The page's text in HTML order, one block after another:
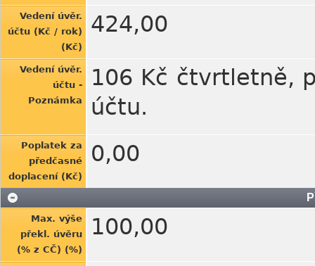
Vedení úvěr.
účtu (Kč / rok)
(Kč)
424,00
Vedení úvěr.
účtu -
Poznámka
106 Kč čtvrtletně,
účtu.
Poplatek za
předčasné
doplacení (Kč)
0,00
Max. výše
překl. úvěru
(% z CČ) (%)
100,00